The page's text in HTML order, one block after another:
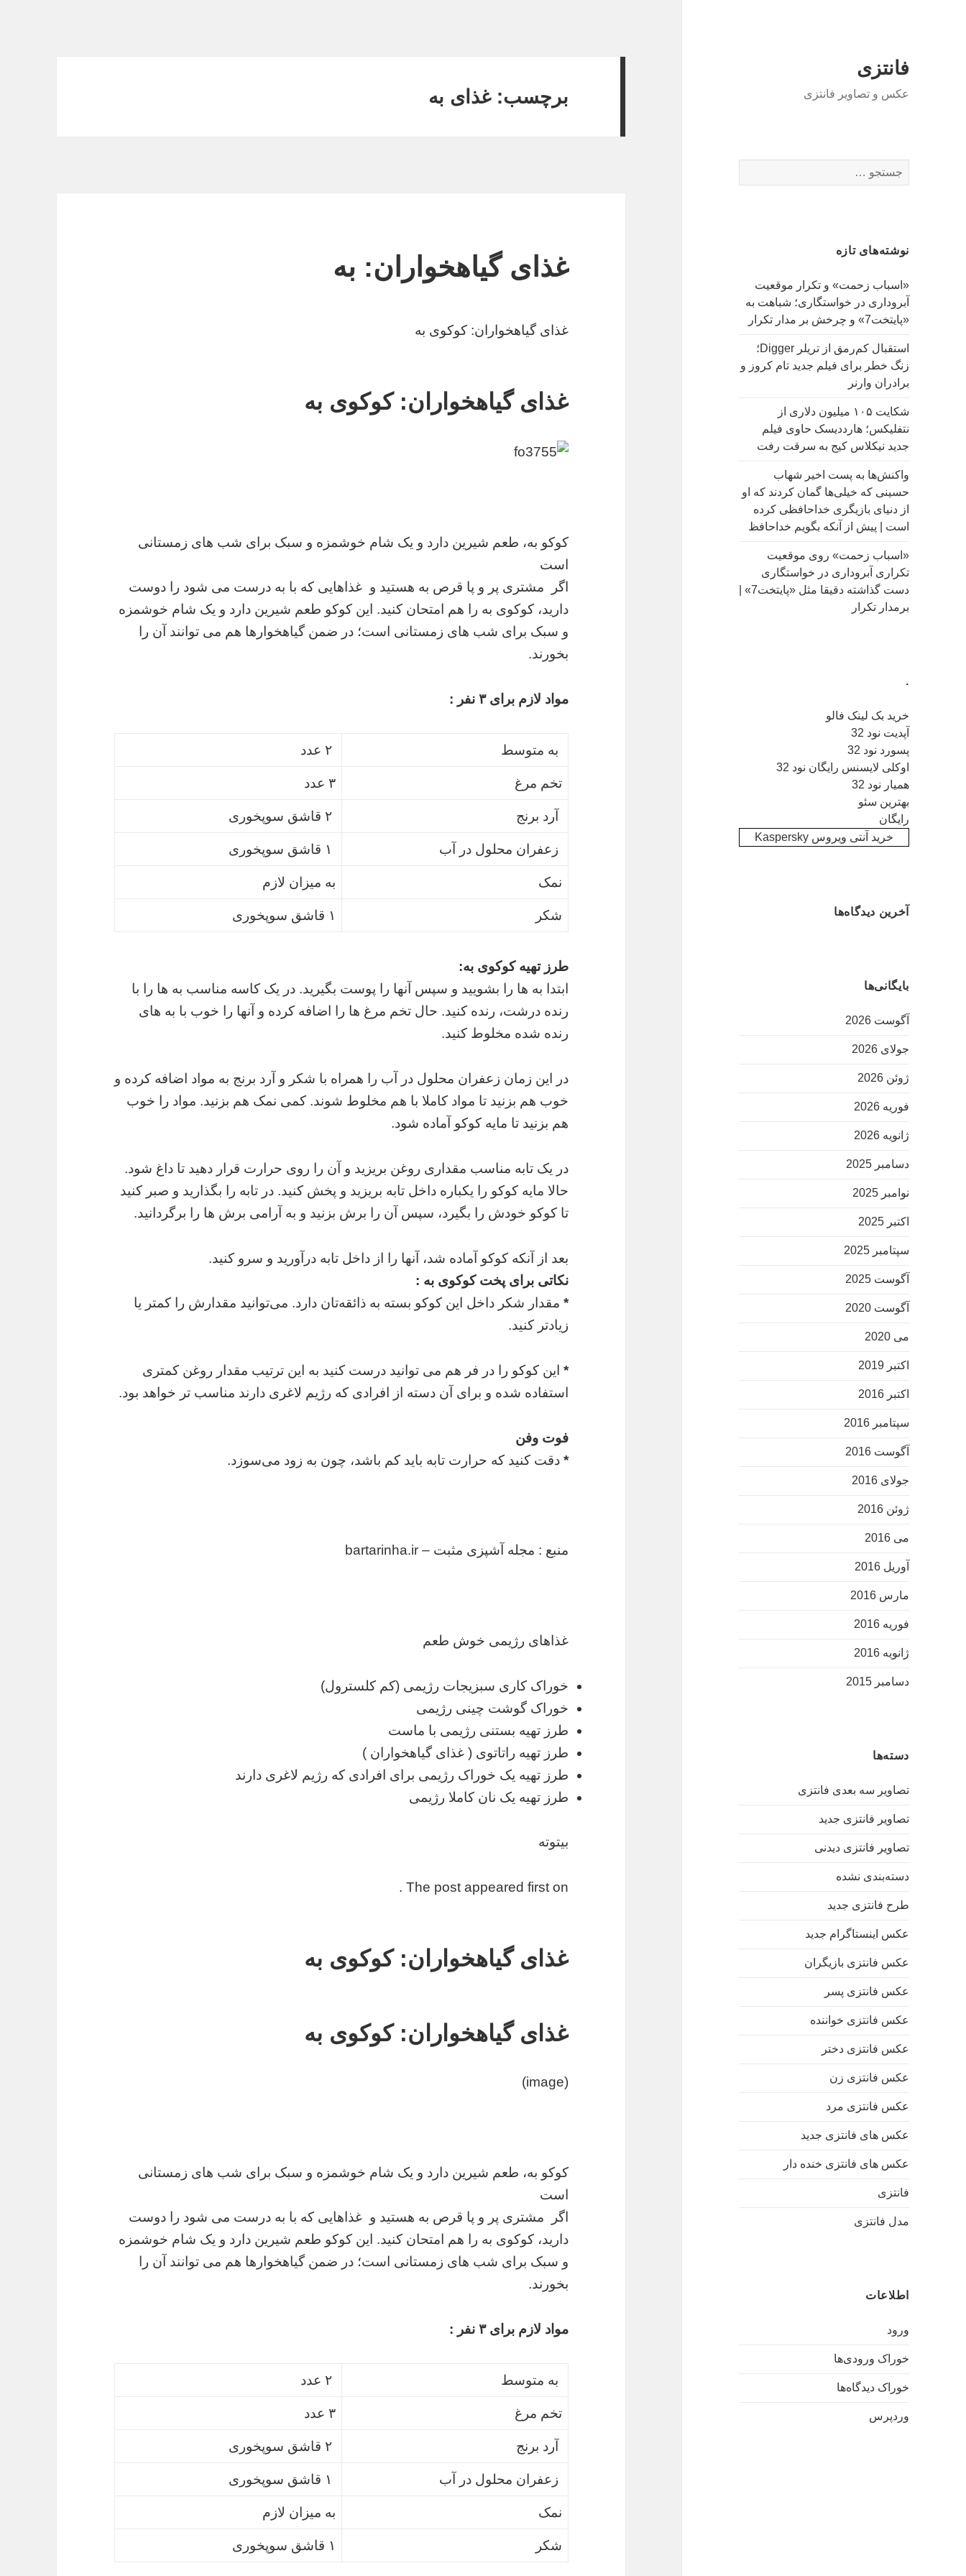
فانتزی
عکس و تصاویر فانتزی
س
ب
ا
ی
:
نوشته‌های تازه
«اسباب زحمت» و تکرار موقعیت
آبروداری در خواستگاری؛ شباهت به
«پایتخت7» و چرخش بر مدار تکرار
استقبال کم‌رمق از تریلر Digger؛
زنگ خطر برای فیلم جدید تام کروز و
برادران وارنر
شکایت ۱۰۵ میلیون دلاری از
نتفلیکس؛ هارددیسک حاوی فیلم
جدید نیکلاس کیج به سرقت رفت
واکنش‌ها به پست اخیر شهاب
حسینی که خیلی‌ها گمان کردند که او
از دنیای بازیگری خداحافظی کرده
است | پیش از آنکه بگویم خداحافظ
«اسباب زحمت» روی موقعیت
تکراری آبروداری در خواستگاری
دست گذاشته دقیقا مثل «پایتخت7» |
برمدار تکرار
.
خرید بک لینک فالو
آپدیت نود 32
پسورد نود 32
اوکلی لایسنس رایگان نود 32
همیار نود 32
بهترین سئو
رایگان
خرید آنتی ویروس Kaspersky
آخرین دیدگاه‌ها
بایگانی‌ها
آگوست 2026
جولای 2026
ژوئن 2026
فوریه 2026
ژانویه 2026
دسامبر 2025
نوامبر 2025
اکتبر 2025
سپتامبر 2025
آگوست 2025
آگوست 2020
می 2020
اکتبر 2019
اکتبر 2016
سپتامبر 2016
آگوست 2016
جولای 2016
ژوئن 2016
می 2016
آوریل 2016
مارس 2016
فوریه 2016
ژانویه 2016
دسامبر 2015
دسته‌ها
تصاویر سه بعدی فانتزی
تصاویر فانتزی جدید
تصاویر فانتزی دیدنی
دسته‌بندی نشده
طرح فانتزی جدید
عکس اینستاگرام جدید
عکس فانتزی بازیگران
عکس فانتزی پسر
عکس فانتزی خواننده
عکس فانتزی دختر
عکس فانتزی زن
عکس فانتزی مرد
عکس های فانتزی جدید
عکس های فانتزی خنده دار
فانتزی
مدل فانتزی
اطلاعات
ورود
خوراک ورودی‌ها
خوراک دیدگاه‌ها
وردپرس
برچسب: غذای به
غذای گیاهخواران: به
غذای گیاهخواران: کوکوی به
غذای گیاهخواران: کوکوی به
کوکو به، طعم شیرین دارد و یک شام خوشمزه و سبک برای شب های زمستانی
است
اگر مشتری پر و پا قرص به هستید و غذاهایی که با به درست می شود را دوست
دارید، کوکوی به را هم امتحان کنید. این کوکو طعم شیرین دارد و یک شام خوشمزه
و سبک برای شب های زمستانی است؛ در ضمن گیاهخوارها هم می توانند آن را
بخورند.
مواد لازم برای ۳ نفر :
به متوسط
تخم مرغ ۳ عدد
آرد برنج
زعفران محلول در آب
نمک به میزان لازم
شکر ۱ قاشق سوپخوری
طرز تهیه کوکوی به:
ابتدا به ها را بشویید و سپس آنها را پوست بگیرید. در یک کاسه مناسب به ها را با
رنده درشت، رنده کنید. حال تخم مرغ ها را اضافه کرده و آنها را خوب با به های
رنده شده مخلوط کنید.
در این زمان زعفران محلول در آب را همراه با شکر و آرد برنج به مواد اضافه کرده و
خوب هم بزنید تا مواد کاملا با هم مخلوط شوند. کمی نمک هم بزنید. مواد را خوب
هم بزنید تا مایه کوکو آماده شود.
در یک تابه مناسب مقداری روغن بریزید و آن را روی حرارت قرار دهید تا داغ شود.
حالا مایه کوکو را یکباره داخل تابه بریزید و پخش کنید. در تابه را بگذارید و صبر کنید
تا کوکو خودش را بگیرد، سپس آن را برش بزنید و به آرامی برش ها را برگردانید.
بعد از آنکه کوکو آماده شد، آنها را از داخل تابه درآورید و سرو کنید.
نکاتی برای پخت کوکوی به :
* مقدار شکر داخل این کوکو بسته به ذائقه‌تان دارد. می‌توانید مقدارش را کمتر یا
زیادتر کنید.
* این کوکو را در فر هم می توانید درست کنید به این ترتیب مقدار روغن کمتری
استفاده شده و برای آن دسته از افرادی که رژیم لاغری دارند مناسب تر خواهد بود.
فوت وفن
* دقت کنید که حرارت تابه باید کم باشد، چون به زود می‌سوزد.
منبع : مجله آشپزی مثبت – bartarinha.ir
غذاهای رژیمی خوش طعم
خوراک کاری سبزیجات رژیمی (کم کلسترول)
خوراک گوشت چینی رژیمی
طرز تهیه بستنی رژیمی با ماست
طرز تهیه راتاتوی ( غذای گیاهخواران )
طرز تهیه یک خوراک رژیمی برای افرادی که رژیم لاغری دارند
طرز تهیه یک نان کاملا رژیمی
بیتوته
The post appeared first on .
غذای گیاهخواران: کوکوی به
غذای گیاهخواران: کوکوی به
(image)
کوکو به، طعم شیرین دارد و یک شام خوشمزه و سبک برای شب های زمستانی
است
اگر مشتری پر و پا قرص به هستید و غذاهایی که با به درست می شود را دوست
دارید، کوکوی به را هم امتحان کنید. این کوکو طعم شیرین دارد و یک شام خوشمزه
و سبک برای شب های زمستانی است؛ در ضمن گیاهخوارها هم می توانند آن را
بخورند.
مواد لازم برای ۳ نفر :
به متوسط
تخم مرغ ۳ عدد
آرد برنج
زعفران محلول در آب
نمک به میزان لازم
شکر ۱ قاشق سوپخوری